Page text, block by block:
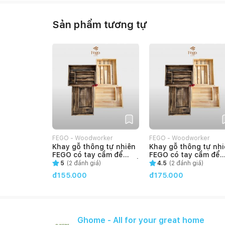
Sản phẩm tương tự
FEGO - Woodworker
Khay gỗ thông tự nhiên
FEGO có tay cầm để
decor, trang trí, đựng đồ
ăn, mỹ phẩm (Khay gỗ
hở)
5 (2 đánh giá)
đ155.000
FEGO - Woodworker
Khay gỗ thông tự
FEGO có tay cầm để
decor, trang trí, đựng
ăn, mỹ phẩm (Khay gỗ
kín)
4.5 (2 đánh giá)
đ175.000
Ghome - All for your great home